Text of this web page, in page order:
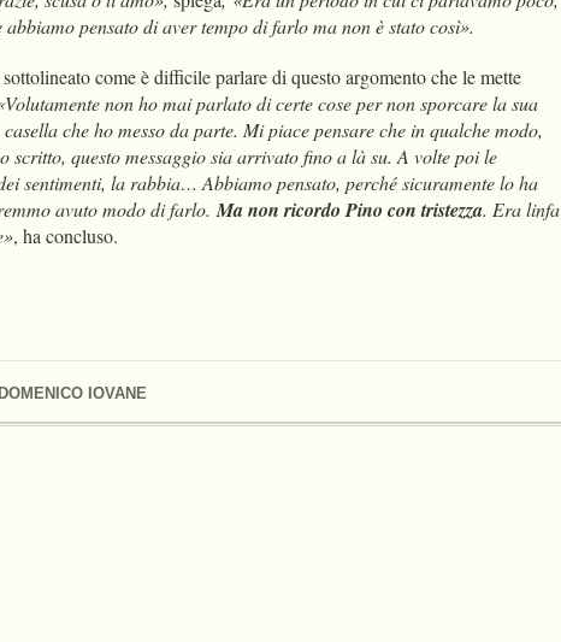
DOMENICO IOVANE
pensato di aver tempo di farlo ma non è stato così».
come è difficile parlare di questo argomento che le mette
non ho mai parlato di certe cose per non sporcare la sua
che ho messo da parte. Mi piace pensare che in qualche modo,
scritto, questo messaggio sia arrivato fino a là su. A volte poi le
sentimenti, la rabbia… Abbiamo pensato, perché sicuramente lo ha
avuto modo di farlo.Ma non ricordo Pino con tristezza. Era linfa
, ha concluso.